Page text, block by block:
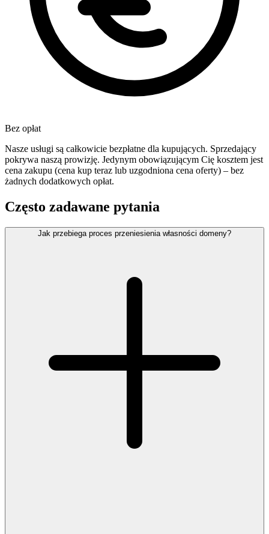
Bez opłat
Nasze usługi są całkowicie bezpłatne dla kupujących. Sprzedający
pokrywa naszą prowizję. Jedynym obowiązującym Cię kosztem jest
cena zakupu (cena kup teraz lub uzgodniona cena oferty) – bez
żadnych dodatkowych opłat.
Często zadawane pytania
Jak przebiega proces przeniesienia własności domeny?